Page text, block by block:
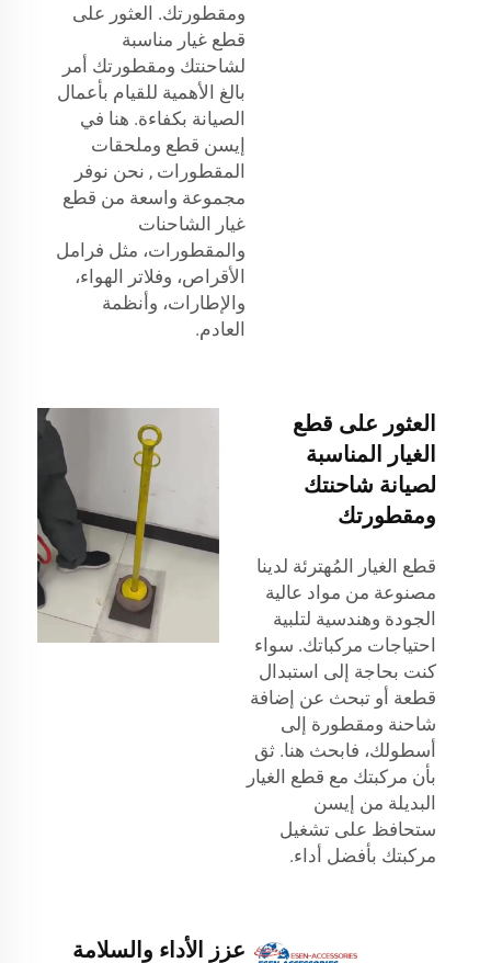
ومقطورتك. العثور على
قطع غيار مناسبة
لشاحنتك ومقطورتك أمر
بالغ الأهمية للقيام بأعمال
الصيانة بكفاءة. هنا في
إيسن قطع وملحقات
المقطورات , نحن نوفر
مجموعة واسعة من قطع
غيار الشاحنات
والمقطورات، مثل فرامل
الأقراص، وفلاتر الهواء،
والإطارات، وأنظمة
العادم.
العثور على قطع
الغيار المناسبة
لصيانة شاحنتك
ومقطورتك
قطع الغيار المُهترئة لدينا
مصنوعة من مواد عالية
الجودة وهندسية لتلبية
احتياجات مركباتك. سواء
كنت بحاجة إلى استبدال
قطعة أو تبحث عن إضافة
شاحنة ومقطورة إلى
أسطولك، فابحث هنا. ثق
بأن مركبتك مع قطع الغيار
البديلة من إيسن
ستحافظ على تشغيل
مركبتك بأفضل أداء.
عزز الأداء والسلامة